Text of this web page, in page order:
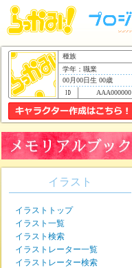
種族
学年：職業
00月00日生 00歳
AAA000000
イラスト
イラストトップ
イラスト一覧
イラスト検索
イラストレーター一覧
イラストレーター検索